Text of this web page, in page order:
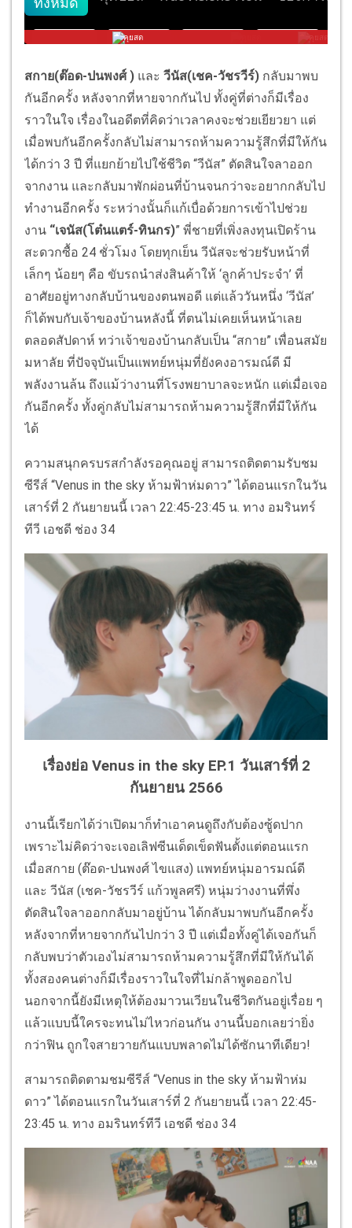
สกาย(ต๊อด-ปนพงศ์ ) และ วีนัส(เชค-วัชรวีร์) กลับมาพบ
กันอีกครั้ง หลังจากที่หายจากกันไป ทั้งคู่ที่ต่างก็มีเรื่อง
ราวในใจ เรื่องในอดีตที่คิดว่าเวลาคงจะช่วยเยียวยา แต่
เมื่อพบกันอีกครั้งกลับไม่สามารถห้ามความรู้สึกที่มีให้กัน
ได้กว่า 3 ปี ที่แยกย้ายไปใช้ชีวิต “วีนัส” ตัดสินใจลาออก
จากงาน และกลับมาพักผ่อนที่บ้านจนกว่าจะอยากกลับไป
ทำงานอีกครั้ง ระหว่างนั้นก็แก้เบื่อด้วยการเข้าไปช่วย
งาน “เจนัส(โต๋นแตร์-ทินกร)” พี่ชายที่เพิ่งลงทุนเปิดร้าน
สะดวกซื้อ 24 ชั่วโมง โดยทุกเย็น วีนัสจะช่วยรับหน้าที่
เล็กๆ น้อยๆ คือ ขับรถนำส่งสินค้าให้ ‘ลูกค้าประจำ’ ที่
อาศัยอยู่ทางกลับบ้านของตนพอดี แต่แล้ววันหนึ่ง ‘วีนัส’
ก็ได้พบกับเจ้าของบ้านหลังนี้ ที่ตนไม่เคยเห็นหน้าเลย
ตลอดสัปดาห์ ทว่าเจ้าของบ้านกลับเป็น “สกาย” เพื่อนสมัย
มหาลัย ที่ปัจจุบันเป็นแพทย์หนุ่มที่ยังคงอารมณ์ดี มี
พลังงานล้น ถึงแม้ว่างานที่โรงพยาบาลจะหนัก แต่เมื่อเจอ
กันอีกครั้ง ทั้งคู่กลับไม่สามารถห้ามความรู้สึกที่มีให้กัน
ได้
ความสนุกครบรสกำลังรอคุณอยู่ สามารถติดตามรับชม
ซีรีส์ “Venus in the sky ห้ามฟ้าห่มดาว” ได้ตอนแรกในวัน
เสาร์ที่ 2 กันยายนนี้ เวลา 22:45-23:45 น. ทาง อมรินทร์
ทีวี เอชดี ช่อง 34
เรื่องย่อ Venus in the sky EP.1 วันเสาร์ที่ 2
กันยายน 2566
งานนี้เรียกได้ว่าเปิดมาก็ทำเอาคนดูถึงกับต้องซู้ดปาก
เพราะไม่คิดว่าจะเจอเลิฟซีนเด็ดเข็ดฟันตั้งแต่ตอนแรก
เมื่อสกาย (ต๊อด-ปนพงศ์ ไขแสง) แพทย์หนุ่มอารมณ์ดี
และ วีนัส (เชค-วัชรวีร์ แก้วพูลศรี) หนุ่มว่างงานที่พึ่ง
ตัดสินใจลาออกกลับมาอยู่บ้าน ได้กลับมาพบกันอีกครั้ง
หลังจากที่หายจากกันไปกว่า 3 ปี แต่เมื่อทั้งคู่ได้เจอกันก็
กลับพบว่าตัวเองไม่สามารถห้ามความรู้สึกที่มีให้กันได้
ทั้งสองคนต่างก็มีเรื่องราวในใจที่ไม่กล้าพูดออกไป
นอกจากนี้ยังมีเหตุให้ต้องมาวนเวียนในชีวิตกันอยู่เรื่อย ๆ
แล้วแบบนี้ใครจะทนไม่ไหวก่อนกัน งานนี้บอกเลยว่ายิ่ง
กว่าฟิน ถูกใจสายวายกันแบบพลาดไม่ได้ซักนาทีเดียว!
สามารถติดตามชมซีรีส์ “Venus in the sky ห้ามฟ้าห่ม
ดาว” ได้ตอนแรกในวันเสาร์ที่ 2 กันยายนนี้ เวลา 22:45-
23:45 น. ทาง อมรินทร์ทีวี เอชดี ช่อง 34